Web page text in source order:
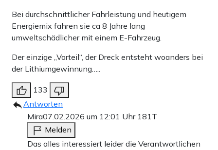
Bei durchschnittlicher Fahrleistung und heutigem
Energiemix fahren sie ca 8 Jahre lang
umweltschädlicher mit einem E-Fahrzeug.
Der einzige „Vorteil“, der Dreck entsteht woanders bei
der Lithiumgewinnung…..
133
Antworten
Mira07.02.2026 um 12:01 Uhr 181T
Melden
Das alles interessiert leider die Verantwortlichen